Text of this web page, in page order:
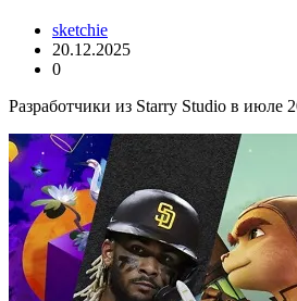
sketchie
20.12.2025
0
Разработчики из Starry Studio в июле